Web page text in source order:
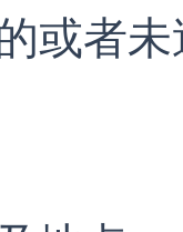
或者